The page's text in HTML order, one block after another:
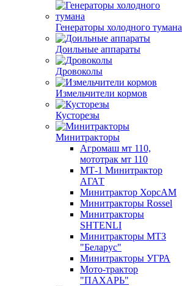
Генераторы холодного тумана
Доильные аппараты
Дровоколы
Измельчители кормов
Кусторезы
Минитракторы
Агромаш мт 110,
мототрак мт 110
МТ-1 Минитрактор
АГАТ
Минитрактор ХорсАМ
Минитракторы Rossel
Минитракторы
SHTENLI
Минитракторы МТЗ
"Беларус"
Минитракторы УГРА
Мото-трактор
"ПАХАРЬ"